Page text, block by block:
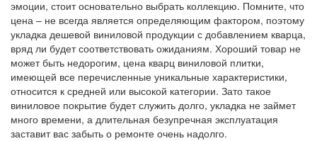
эмоции, стоит основательно выбрать коллекцию. Помните, что
цена – не всегда является определяющим фактором, поэтому
укладка дешевой виниловой продукции с добавлением кварца,
вряд ли будет соответствовать ожиданиям. Хороший товар не
может быть недорогим, цена кварц виниловой плитки,
имеющей все перечисленные уникальные характеристики,
относится к средней или высокой категории. Зато такое
виниловое покрытие будет служить долго, укладка не займет
много времени, а длительная безупречная эксплуатация
заставит вас забыть о ремонте очень надолго.